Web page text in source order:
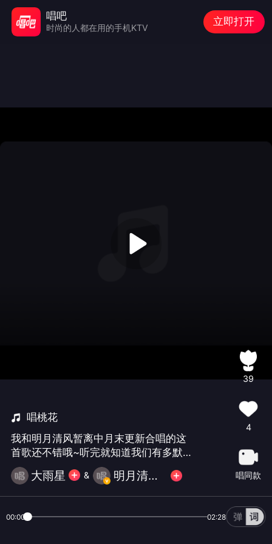
唱桃花
我和明月清风暂离中月末更新合唱的这
首歌还不错哦~听完就知道我们有多默
契！
大雨星 & 明月清风 暂离不互动支持不到见谅
39
4
唱同款
00:00 02:28
唱吧
时尚的人都在用的手机KTV
立即打开